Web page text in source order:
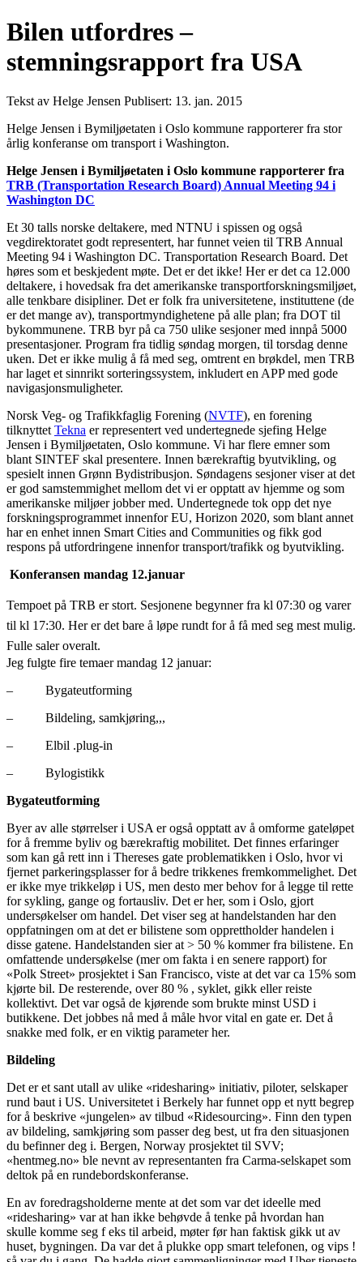
Bilen utfordres –
stemningsrapport fra USA
Tekst av Helge Jensen Publisert: 13. jan. 2015
Helge Jensen i Bymiljøetaten i Oslo kommune rapporterer fra stor
årlig konferanse om transport i Washington.
Helge Jensen i Bymiljøetaten i Oslo kommune rapporterer fra
TRB (Transportation Research Board) Annual Meeting 94 i
Washington DC
Et 30 talls norske deltakere, med NTNU i spissen og også
vegdirektoratet godt representert, har funnet veien til TRB Annual
Meeting 94 i Washington DC. Transportation Research Board. Det
høres som et beskjedent møte. Det er det ikke! Her er det ca 12.000
deltakere, i hovedsak fra det amerikanske transportforskningsmiljøet,
alle tenkbare disipliner. Det er folk fra universitetene, instituttene (de
er det mange av), transportmyndighetene på alle plan; fra DOT til
bykommunene. TRB byr på ca 750 ulike sesjoner med innpå 5000
presentasjoner. Program fra tidlig søndag morgen, til torsdag denne
uken. Det er ikke mulig å få med seg, omtrent en brøkdel, men TRB
har laget et sinnrikt sorteringssystem, inkludert en APP med gode
navigasjonsmuligheter.
Norsk Veg- og Trafikkfaglig Forening (NVTF), en forening
tilknyttet Tekna er representert ved undertegnede sjefing Helge
Jensen i Bymiljøetaten, Oslo kommune. Vi har flere emner som
blant SINTEF skal presentere. Innen bærekraftig byutvikling, og
spesielt innen Grønn Bydistribusjon. Søndagens sesjoner viser at det
er god samstemmighet mellom det vi er opptatt av hjemme og som
amerikanske miljøer jobber med. Undertegnede tok opp det nye
forskningsprogrammet innenfor EU, Horizon 2020, som blant annet
har en enhet innen Smart Cities and Communities og fikk god
respons på utfordringene innenfor transport/trafikk og byutvikling.
Konferansen mandag 12.januar
Tempoet på TRB er stort. Sesjonene begynner fra kl 07:30 og varer
til kl 17:30. Her er det bare å løpe rundt for å få med seg mest mulig.
Fulle saler overalt.
Jeg fulgte fire temaer mandag 12 januar:
– Bygateutforming
– Bildeling, samkjøring,,,
– Elbil .plug-in
– Bylogistikk
Bygateutforming
Byer av alle størrelser i USA er også opptatt av å omforme gateløpet
for å fremme byliv og bærekraftig mobilitet. Det finnes erfaringer
som kan gå rett inn i Thereses gate problematikken i Oslo, hvor vi
fjernet parkeringsplasser for å bedre trikkenes fremkommelighet. Det
er ikke mye trikkeløp i US, men desto mer behov for å legge til rette
for sykling, gange og fortausliv. Det er her, som i Oslo, gjort
undersøkelser om handel. Det viser seg at handelstanden har den
oppfatningen om at det er bilistene som opprettholder handelen i
disse gatene. Handelstanden sier at > 50 % kommer fra bilistene. En
omfattende undersøkelse (mer om fakta i en senere rapport) for
«Polk Street» prosjektet i San Francisco, viste at det var ca 15% som
kjørte bil. De resterende, over 80 % , syklet, gikk eller reiste
kollektivt. Det var også de kjørende som brukte minst USD i
butikkene. Det jobbes nå med å måle hvor vital en gate er. Det å
snakke med folk, er en viktig parameter her.
Bildeling
Det er et sant utall av ulike «ridesharing» initiativ, piloter, selskaper
rund baut i US. Universitetet i Berkely har funnet opp et nytt begrep
for å beskrive «jungelen» av tilbud «Ridesourcing». Finn den typen
av bildeling, samkjøring som passer deg best, ut fra den situasjonen
du befinner deg i. Bergen, Norway prosjektet til SVV;
«hentmeg.no» ble nevnt av representanten fra Carma-selskapet som
deltok på en rundebordskonferanse.
En av foredragsholderne mente at det som var det ideelle med
«ridesharing» var at han ikke behøvde å tenke på hvordan han
skulle komme seg f eks til arbeid, møter før han faktisk gikk ut av
huset, bygningen. Da var det å plukke opp smart telefonen, og vips !